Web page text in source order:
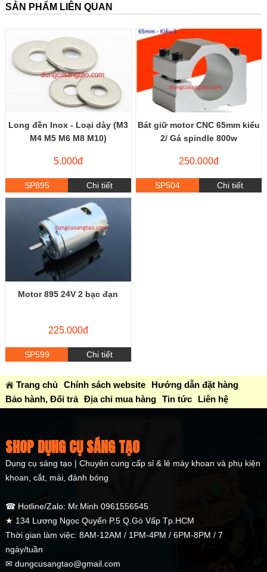
SẢN PHẨM LIÊN QUAN
Long đền Inox - Loại dày (M3
M4 M5 M6 M8 M10)
5.000đ
SP895 Chi tiết
Bát giữ motor CNC 65mm kiểu
2/ Gá spindle 800w
250.000đ
SP504 Chi tiết
Motor 895 24V 2 bạc đạn
225.000đ
SP599 Chi tiết
Trang chủ Chính sách website
Hướng dẫn đặt hàng
Bảo hành, Đổi trả Địa chỉ mua hàng Tin tức Liên hệ
SHOP DỤNG CỤ SÁNG TẠO
Dụng cụ sáng tạo | Chuyên cung cấp sỉ & lẻ máy khoan và phụ kiện
khoan, cắt, mài, đánh bóng
☎ Hotline/Zalo: Mr.Minh 0961556545
★ 134 Lương Ngọc Quyến P.5 Q.Gò Vấp Tp.HCM
Thời gian làm việc: 8AM-12AM / 1PM-4PM / 6PM-8PM / 7
ngày/tuần
✉ dungcusangtao@gmail.com